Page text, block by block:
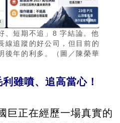
、短期不追」8 字結論。他
線追蹤的好公司，但目前的
後年的利多。（圖／陳榮華
雖噴、追高當心！
巨正在經歷一場真實的